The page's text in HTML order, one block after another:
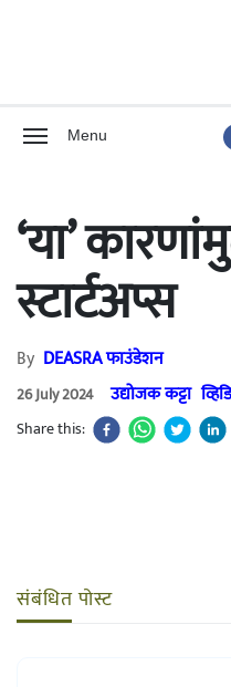
Menu
‘या’
स्टार्टअप्स
By DEASRA फाउंडेशन
26 July 2024 उद्योजक कट्टा
Share this:
संबंधित पोस्ट